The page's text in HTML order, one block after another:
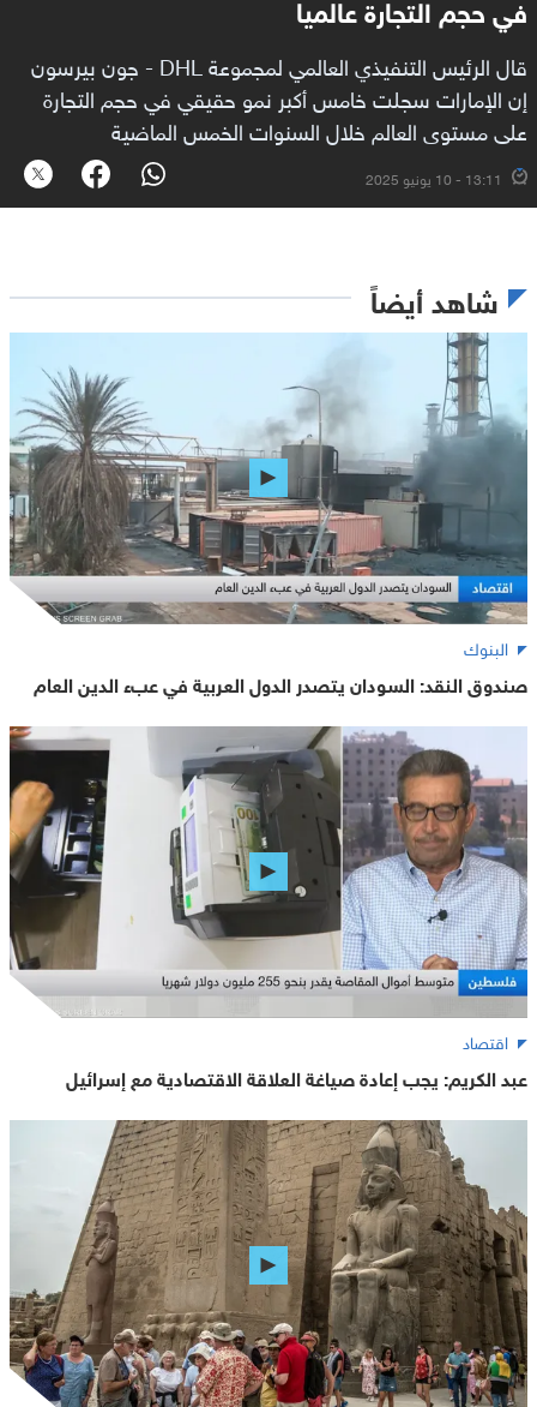
قال الرئيس التنفيذي العالمي لمجموعة DHL - جون بيرسون
إن الإمارات سجلت خامس أكبر نمو حقيقي في حجم التجارة
على مستوى العالم خلال السنوات الخمس الماضية
13:11 - 10 يونيو 2025
شاهد أيضاً
البنوك
صندوق النقد: السودان يتصدر الدول العربية في عبء الدين العام
اقتصاد
عبد الكريم: يجب إعادة صياغة العلاقة الاقتصادية مع إسرائيل